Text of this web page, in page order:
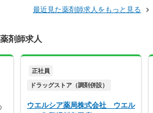
最近見た薬剤師求人をもっと見る
剤師求人
正社員
ドラッグストア（調剤併設）
ウエルシア薬局株式会社 ウエル